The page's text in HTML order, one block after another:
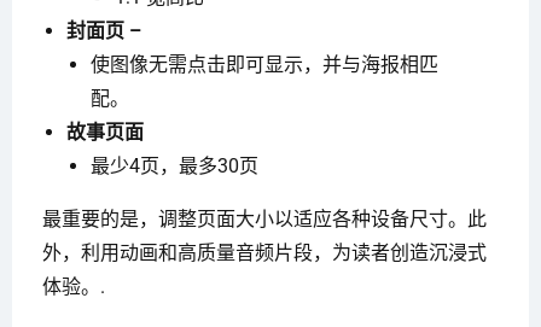
封面页 –
使图像无需点击即可显示，并与海报相匹
配。
故事页面
最少4页，最多30页
最重要的是，调整页面大小以适应各种设备尺寸。此
外，利用动画和高质量音频片段，为读者创造沉浸式
体验。.